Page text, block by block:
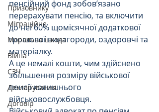
Призовнику
Міграційне
Моральна шкода
Війна
СЗЧ
Декларування
Договір
пенсійний фонд зобов’язано
перерахувати пенсію, та включити
до неї 60% щомісячної додаткової
грошової винагороди, оздоровчі та
матеріалку.
А це немалі кошти, чим здійснено
збільшення розміру військової
пенсії колишнього
військовослужбовця.